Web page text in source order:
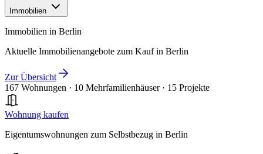
Immobilien
Immobilien in Berlin
Aktuelle Immobilienangebote zum Kauf in Berlin
Zur Übersicht
167 Wohnungen · 10 Mehrfamilienhäuser · 15 Projekte
Wohnung kaufen
Eigentumswohnungen zum Selbstbezug in Berlin